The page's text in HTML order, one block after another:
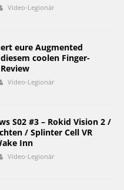
Video-Legionär
eure Augmented
coolen Finger-
Video-Legionär
S02 #3 – Rokid Vision 2 /
/ Splinter Cell VR
Inn
Video-Legionär